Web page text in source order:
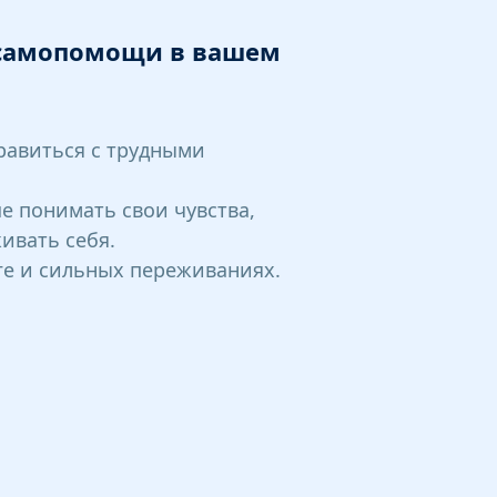
в вашем
с трудными
понимать свои чувства,
себя.
и сильных переживаниях.